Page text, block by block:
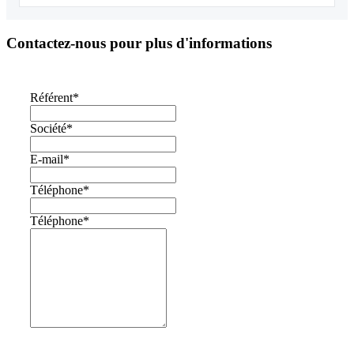
Contactez-nous pour plus d'informations
Référent*
Société*
E-mail*
Téléphone*
Téléphone*